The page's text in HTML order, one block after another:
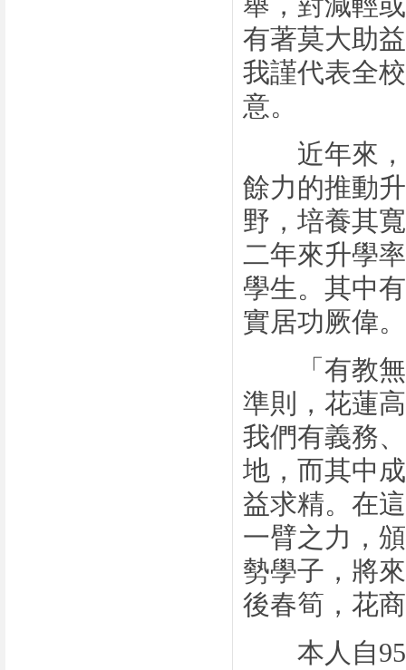
有著莫大助
我謹代表全
意。
近年來，
餘力的推動
野，培養其
二年來升學
學生。其中
實居功厥偉。
「有教無
準則，花蓮
我們有義務
地，而其中
益求精。在
一臂之力，
勢學子，將
後春筍，花
本人自95